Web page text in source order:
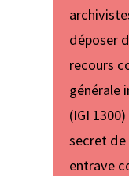
déposer
recours
générale
(IGI
secret de
entrave